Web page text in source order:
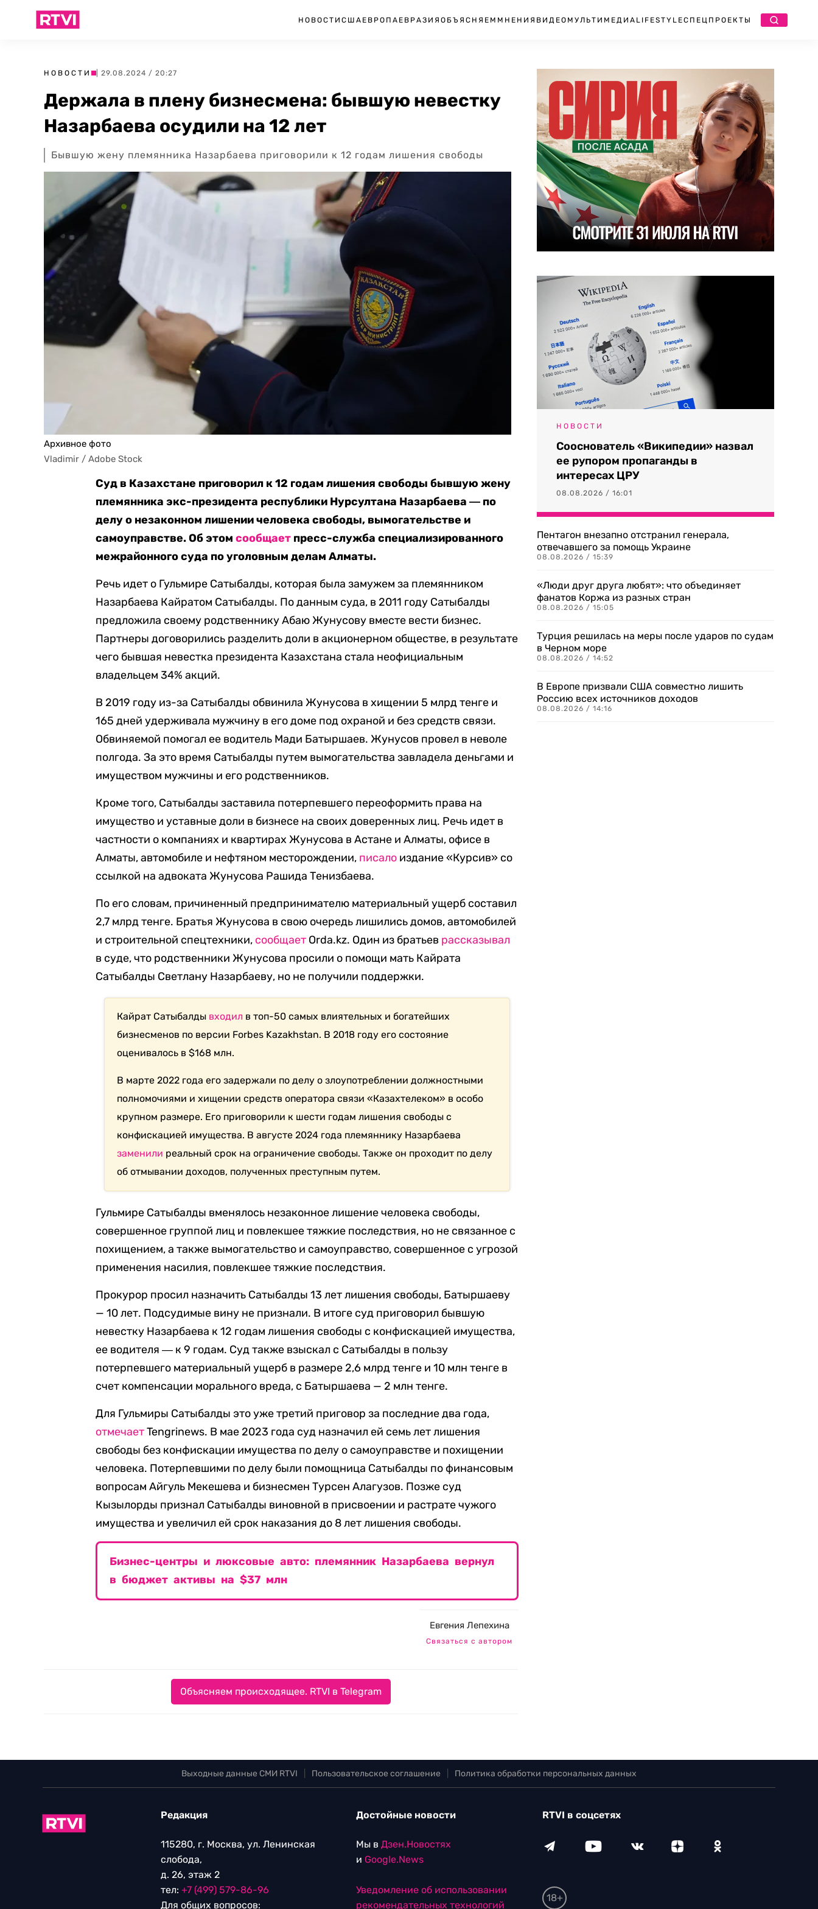
НОВОСТИ США ЕВРОПА ЕВРАЗИЯ ОБЪЯСНЯЕМ МНЕНИЯ ВИДЕО МУЛЬТИМЕДИА LIFESTYLEСПЕЦПРОЕКТЫ
НОВОСТИ | 29.08.2024 / 20:27
Держала в плену бизнесмена: бывшую невестку
Назарбаева осудили на 12 лет
Бывшую жену племянника Назарбаева приговорили к 12 годам лишения свободы
Архивное фото
Vladimir / Adobe Stock
Суд в Казахстане приговорил к 12 годам лишения свободы бывшую жену
племянника экс-президента республики Нурсултана Назарбаева ― по
делу о незаконном лишении человека свободы, вымогательстве и
самоуправстве. Об этомсообщает пресс-служба специализированного
межрайонного суда по уголовным делам Алматы.
Речь идет о Гульмире Сатыбалды, которая была замужем за племянником
Назарбаева Кайратом Сатыбалды. По данным суда, в 2011 году Сатыбалды
предложила своему родственнику Абаю Жунусову вместе вести бизнес.
Партнеры договорились разделить доли в акционерном обществе, в результате
чего бывшая невестка президента Казахстана стала неофициальным
владельцем 34% акций.
В 2019 году из-за Сатыбалды обвинила Жунусова в хищении 5 млрд тенге и
165 дней удерживала мужчину в его доме под охраной и без средств связи.
Обвиняемой помогал ее водитель Мади Батыршаев. Жунусов провел в неволе
полгода. За это время Сатыбалды путем вымогательства завладела деньгами и
имуществом мужчины и его родственников.
Кроме того, Сатыбалды заставила потерпевшего переоформить права на
имущество и уставные доли в бизнесе на своих доверенных лиц. Речь идет в
частности о компаниях и квартирах Жунусова в Астане и Алматы, офисе в
Алматы, автомобиле и нефтяном месторождении, писало издание «Курсив» со
ссылкой на адвоката Жунусова Рашида Тенизбаева.
По его словам, причиненный предпринимателю материальный ущерб составил
2,7 млрд тенге. Братья Жунусова в свою очередь лишились домов, автомобилей
и строительной спецтехники, сообщает Orda.kz. Один из братьев рассказывал
в суде, что родственники Жунусова просили о помощи мать Кайрата
Сатыбалды Светлану Назарбаеву, но не получили поддержки.
Кайрат Сатыбалды входил в топ-50 самых влиятельных и богатейших
бизнесменов по версии Forbes Kazakhstan. В 2018 году его состояние
оценивалось в $168 млн.
В марте 2022 года его задержали по делу о злоупотреблении должностными
полномочиями и хищении средств оператора связи «Казахтелеком» в особо
крупном размере. Его приговорили к шести годам лишения свободы с
конфискацией имущества. В августе 2024 года племяннику Назарбаева
заменили реальный срок на ограничение свободы. Также он проходит по делу
об отмывании доходов, полученных преступным путем.
Гульмире Сатыбалды вменялось незаконное лишение человека свободы,
совершенное группой лиц и повлекшее тяжкие последствия, но не связанное с
похищением, а также вымогательство и самоуправство, совершенное с угрозой
применения насилия, повлекшее тяжкие последствия.
Прокурор просил назначить Сатыбалды 13 лет лишения свободы, Батыршаеву
— 10 лет. Подсудимые вину не признали. В итоге суд приговорил бывшую
невестку Назарбаева к 12 годам лишения свободы c конфискацией имущества,
ее водителя ― к 9 годам. Суд также взыскал с Сатыбалды в пользу
потерпевшего материальный ущерб в размере 2,6 млрд тенге и 10 млн тенге в
счет компенсации морального вреда, с Батыршаева — 2 млн тенге.
Для Гульмиры Сатыбалды это уже третий приговор за последние два года,
отмечаетTengrinews. В мае 2023 года суд назначил ей семь лет лишения
свободы без конфискации имущества по делу о самоуправстве и похищении
человека. Потерпевшими по делу были помощница Сатыбалды по финансовым
вопросам Айгуль Мекешева и бизнесмен Турсен Алагузов. Позже суд
Кызылорды признал Сатыбалды виновной в присвоении и растрате чужого
имущества и увеличил ей срок наказания до 8 лет лишения свободы.
Бизнес-центры и люксовые авто: племянник Назарбаева вернул
в бюджет активы на $37 млн
Евгения Лепехина
Связаться с автором
Объясняем происходящее. RTVI в Telegram
НОВОСТИ
Сооснователь «Википедии» назвал
ее рупором пропаганды в
интересах ЦРУ
08.08.2026 / 16:01
Пентагон внезапно отстранил генерала,
отвечавшего за помощь Украине
08.08.2026 / 15:39
«Люди друг друга любят»: что объединяет
фанатов Коржа из разных стран
08.08.2026 / 15:05
Турция решилась на меры после ударов по судам
в Черном море
08.08.2026 / 14:52
В Европе призвали США совместно лишить
Россию всех источников доходов
08.08.2026 / 14:16
Выходные данные СМИ RTVI Пользовательское соглашение Политика обработки персональных данных
Редакция
115280, г. Москва, ул. Ленинская
слобода,
д. 26, этаж 2
тел: +7 (499) 579-86-96
Для общих вопросов:
Достойные новости
Мы в Дзен.Новостях
и Google.News
Уведомление об использовании
рекомендательных технологий
RTVI в соцсетях
18+